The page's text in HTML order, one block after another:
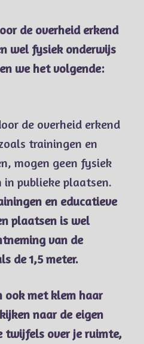
de overheid erkend
wel fysiek onderwijs
we het volgende:
de overheid erkend
trainingen en
mogen geen fysiek
in publieke plaatsen.
en educatieve
plaatsen is wel
van de
de 1,5 meter.
ook met klem haar
naar de eigen
twijfels over je ruimte,